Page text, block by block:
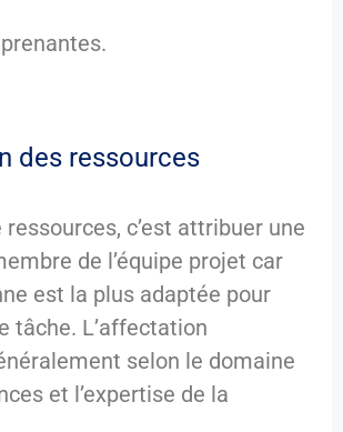
des ressources
c’est attribuer une
de l’équipe projet car
est la plus adaptée pour
tâche. L’affectation
selon le domaine
et l’expertise de la